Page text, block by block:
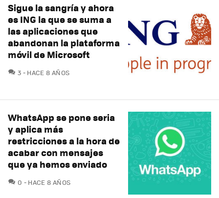
Sigue la sangría y ahora
es ING la que se suma a
las aplicaciones que
abandonan la plataforma
móvil de Microsoft
3 COMENTARIOS
HACE 8 AÑOS
WhatsApp se pone seria
y aplica más
restricciones a la hora de
acabar con mensajes
que ya hemos enviado
0 COMENTARIOS
HACE 8 AÑOS